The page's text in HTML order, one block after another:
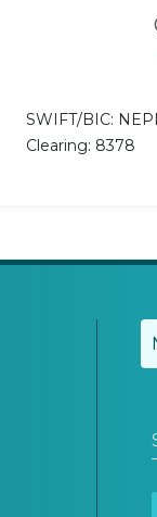
SWIFT/BIC:
Clearing: 8378